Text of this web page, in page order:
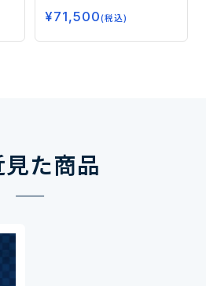
¥71,500(税込)
た商品